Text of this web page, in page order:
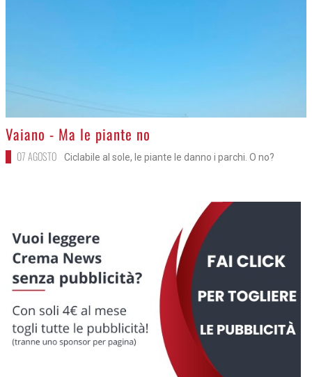
>
Vaiano - Ma le piante no
07 AGOSTO Ciclabile al sole, le piante le danno i parchi. O no?